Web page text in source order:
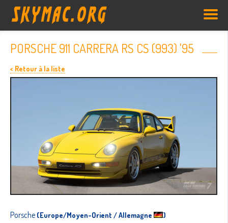
PORSCHE 911 CARRERA RS CS (993) '95
< Retour à la liste
Porsche (Europe/Moyen-Orient / Allemagne )